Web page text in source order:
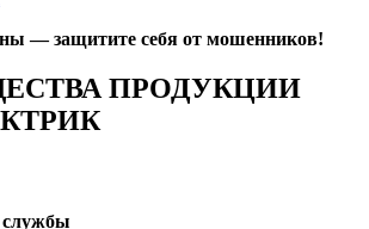
— защитите себя от мошенников!
ПРОДУКЦИИ
службы